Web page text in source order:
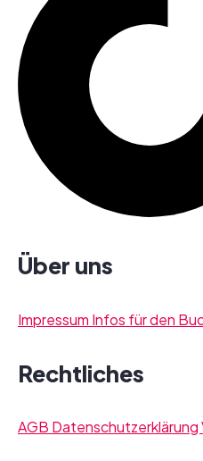
Über uns
Impressum Infos für den
Rechtliches
AGB Datenschutzerklärung